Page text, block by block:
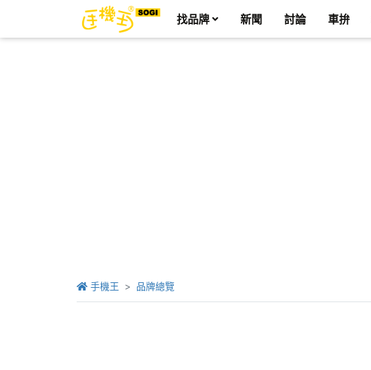
找品牌 新聞 討論 車拚
手機王 品牌總覽